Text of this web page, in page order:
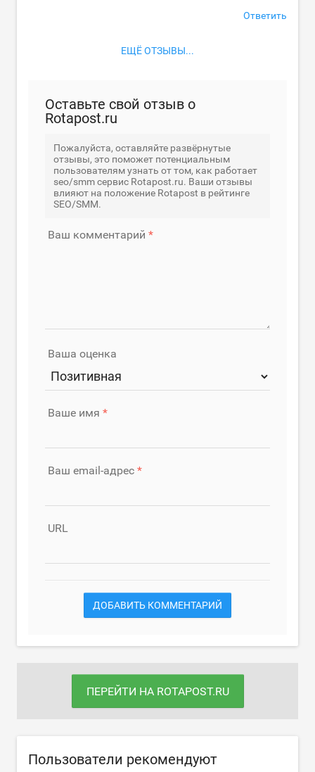
Ответить
ЕЩЁ ОТЗЫВЫ...
Оставьте свой отзыв о
Rotapost.ru
Пожалуйста, оставляйте развёрнутые
отзывы, это поможет потенциальным
пользователям узнать от том, как работает
seo/smm сервис Rotapost.ru. Ваши отзывы
влияют на положение Rotapost в рейтинге
SEO/SMM.
Ваш комментарий
Ваша оценка
Ваше имя
Ваш email-адрес
URL
ДОБАВИТЬ КОММЕНТАРИЙ
ПЕРЕЙТИ НА ROTAPOST.RU
Пользователи рекомендуют